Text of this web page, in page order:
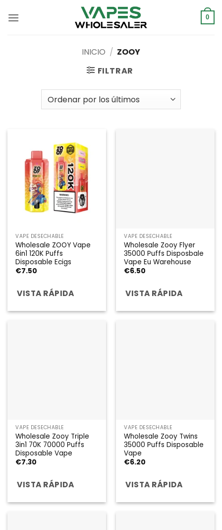
0
INICIO / ZOOY
FILTRAR
VAPE DESECHABLE
Wholesale ZOOY Vape
6in1 120K Puffs
Disposable Ecigs
€7.50
VISTA RÁPIDA
VAPE DESECHABLE
Wholesale Zooy Flyer
35000 Puffs Disposbale
Vape Eu Warehouse
€6.50
VISTA RÁPIDA
VAPE DESECHABLE
Wholesale Zooy Triple
3in1 70K 70000 Puffs
Disposable Vape
€7.30
VISTA RÁPIDA
VAPE DESECHABLE
Wholesale Zooy Twins
35000 Puffs Disposable
Vape
€6.20
VISTA RÁPIDA